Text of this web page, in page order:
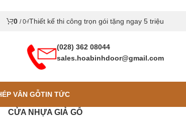
0 / 0₫Thiết kế thi công trọn gói tặng ngay 5 triệu
(028) 362 08044
sales.hoabinhdoor@gmail.com
VÂN GỖTIN TỨC
CỬA NHỰA GIẢ GỖ